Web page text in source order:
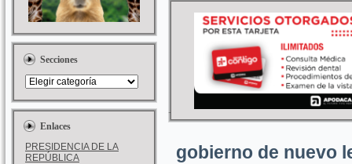
Secciones
Enlaces
PRESIDENCIA DE LA
REPÚBLICA
gobierno de nuevo